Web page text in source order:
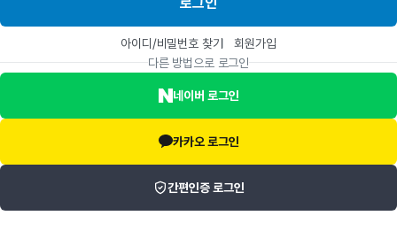
아이디/비밀번호 찾기
회원가입
다른 방법으로 로그인
네이버 로그인
카카오 로그인
간편인증 로그인